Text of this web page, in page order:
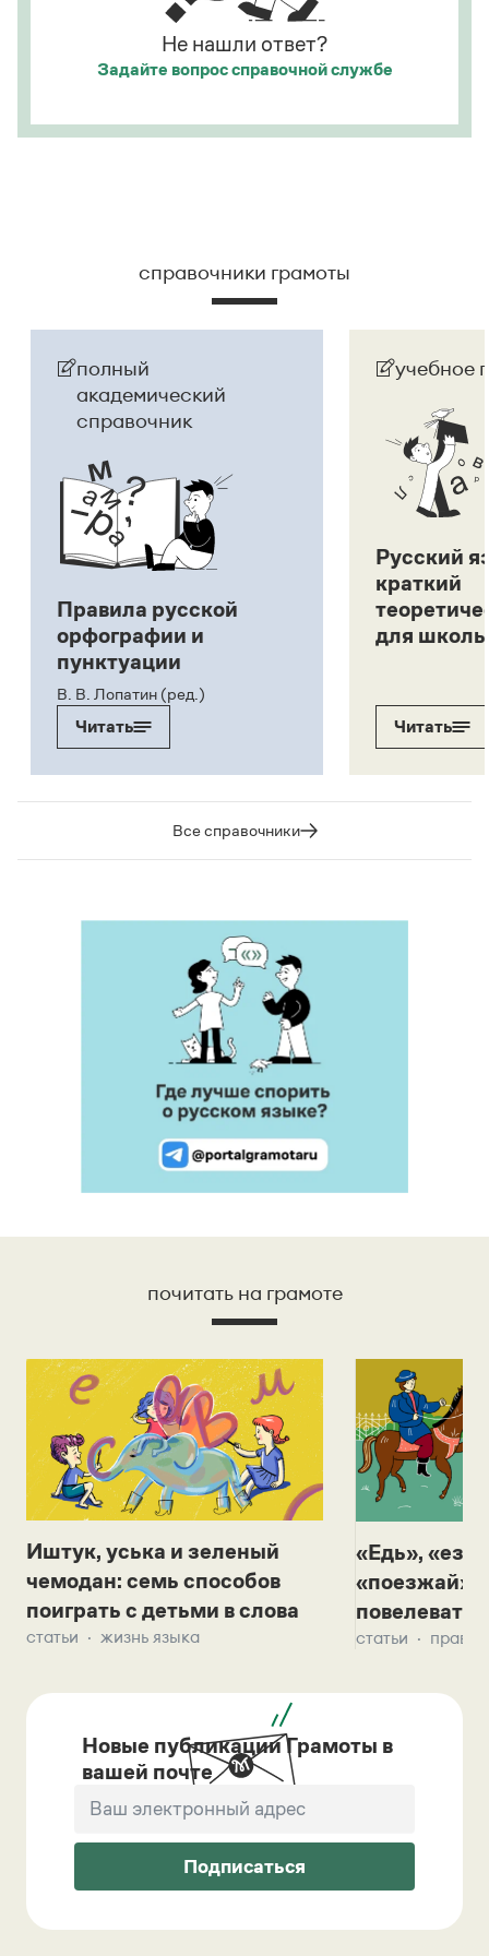
Не нашли ответ?
Задайте вопроссправочной службе
справочники грамоты
полный
академический
справочник
Правила русской
орфографии и
пунктуации
В. В. Лопатин (ред.)
Читать
учебное
Русский
краткий
для
Читать
Все справочники
почитать на грамоте
Иштук, уська и зеленый
чемодан: семь способов
поиграть с детьми в слова
статьи жизнь языка
«Едь»,
«поезжай»?
повелевать
статьи
Новые публикации Грамоты в
вашей почте
Подписаться